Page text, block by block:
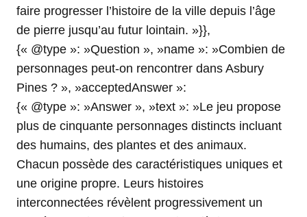
faire progresser l’histoire de la ville depuis l’âge
de pierre jusqu’au futur lointain. »}},
{« @type »: »Question », »name »: »Combien de
personnages peut-on rencontrer dans Asbury
Pines ? », »acceptedAnswer »:
{« @type »: »Answer », »text »: »Le jeu propose
plus de cinquante personnages distincts incluant
des humains, des plantes et des animaux.
Chacun possède des caractéristiques uniques et
une origine propre. Leurs histoires
interconnectées révèlent progressivement un